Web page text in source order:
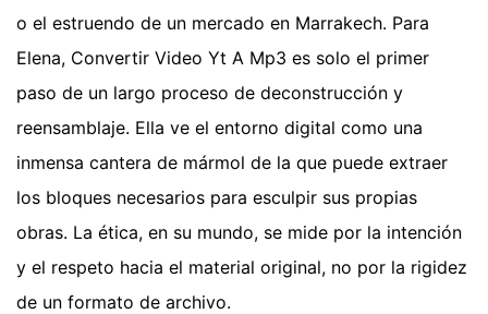
o el estruendo de un mercado en Marrakech. Para
Elena, Convertir Video Yt A Mp3 es solo el primer
paso de un largo proceso de deconstrucción y
reensamblaje. Ella ve el entorno digital como una
inmensa cantera de mármol de la que puede extraer
los bloques necesarios para esculpir sus propias
obras. La ética, en su mundo, se mide por la intención
y el respeto hacia el material original, no por la rigidez
de un formato de archivo.